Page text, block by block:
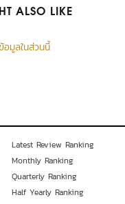
ALSO LIKE
อมูลในส่วนนี้
Latest Review Ranking
Monthly Ranking
Quarterly Ranking
Half Yearly Ranking